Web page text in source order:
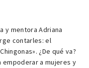
y mentora Adriana
contarles: el
¿De qué va?
empoderar a mujeres y